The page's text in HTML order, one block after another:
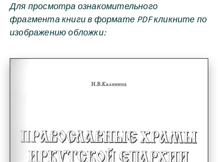
Для просмотра ознакомительного
фрагмента книги в формате PDF кликните по
изображению обложки: